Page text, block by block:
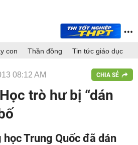
con Thần đồng Tin tức giáo dục
08:12 AM CHIA SẺ
trò hư bị “dán
Trung Quốc đã dán